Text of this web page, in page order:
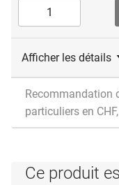
Afficher les détails
Recommandation
particuliers en
Ce produit